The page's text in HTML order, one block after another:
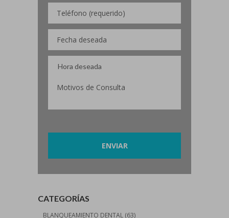
CATEGORÍAS
BLANQUEAMIENTO DENTAL (63)